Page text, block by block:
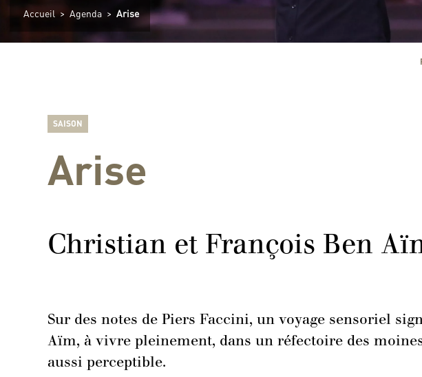
Accueil > Agenda > Arise
SAISON
Arise
Christian et François Ben
Sur des notes de Piers Faccini, un voyage sensoriel
Aïm, à vivre pleinement, dans un réfectoire des
aussi perceptible.